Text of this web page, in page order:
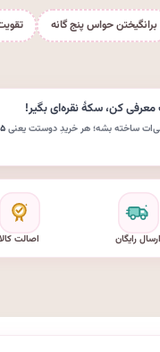
برانگیختن حواس پنج گانه
معرفی کن،سکهٔ نقره‌ایبگیر!
ساخته بشه؛ هر خریدِ دوستت یعنی۵٪ سکهٔ نقره‌ای
ارسال رایگان اصالت کالا